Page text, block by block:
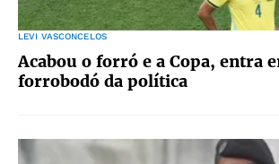
LEVI VASCONCELOS
Acabou o forró e a Copa, entra
forrobodó da política